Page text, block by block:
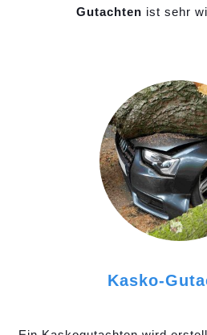
Gutachten ist sehr
Kasko-